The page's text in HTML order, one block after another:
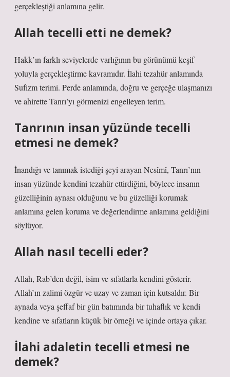
gerçekleştiği anlamına gelir.
Allah tecelli etti ne demek?
Hakk’ın farklı seviyelerde varlığının bu görünümü keşif
yoluyla gerçekleştirme kavramıdır. İlahi tezahür anlamında
Sufizm terimi. Perde anlamında, doğru ve gerçeğe ulaşmanızı
ve ahirette Tanrı’yı ​​görmenizi engelleyen terim.
Tanrının insan yüzünde tecelli
etmesi ne demek?
İnandığı ve tanımak istediği şeyi arayan Nesîmî, Tanrı’nın
insan yüzünde kendini tezahür ettirdiğini, böylece insanın
güzelliğinin aynası olduğunu ve bu güzelliği korumak
anlamına gelen koruma ve değerlendirme anlamına geldiğini
söylüyor.
Allah nasıl tecelli eder?
Allah, Rab’den değil, isim ve sıfatlarla kendini gösterir.
Allah’ın zalimi özgür ve uzay ve zaman için kutsaldır. Bir
aynada veya şeffaf bir gün batımında bir tuhaflık ve kendi
kendine ve sıfatların küçük bir örneği ve içinde ortaya çıkar.
İlahi adaletin tecelli etmesi ne
demek?